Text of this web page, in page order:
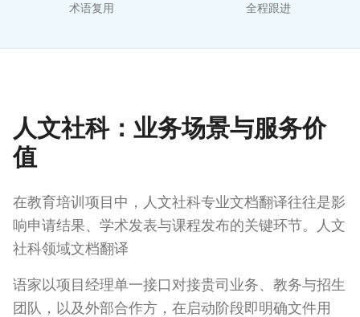
术语复用 全程跟进
人文社科：业务场景与服务价
值
在教育培训项目中，人文社科专业文档翻译往往是影
响申请结果、学术发表与课程发布的关键环节。人文
社科领域文档翻译
语家以项目经理单一接口对接贵司业务、教务与招生
团队，以及外部合作方，在启动阶段即明确文件用